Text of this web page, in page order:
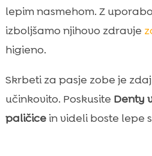
lepim nasmehom. Z
izboljšamo njihovo zdravje
higieno.
Skrbeti za pasje zobe je
učinkovito. Poskusite Denty
paličicein videli boste lepe